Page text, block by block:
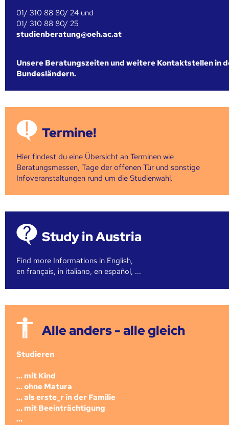
01/ 310 88 80/ 24 und
01/ 310 88 80/ 25
studienberatung@oeh.ac.at
Unsere Beratungszeiten und weitere Kontaktstellen in
Bundesländern.
Termine!
Hier findest du eine Übersicht an Terminen wie
Beratungsmessen, Tage der offenen Tür und sonstige
Infoveranstaltungen rund um die Studienwahl.
Study in Austria
Find more Informations in English,
en français, in italiano, en español, ...
Alle anders - alle gleich
Studieren
... mit Kind
... ohne Matura
... als erste_r in der Familie
... mit Beeinträchtigung
...